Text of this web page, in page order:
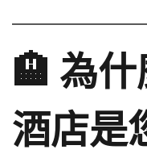
🏨 為
酒店是